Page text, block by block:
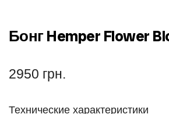
Бонг Hemper Flower
2950 грн.
Технические характеристики